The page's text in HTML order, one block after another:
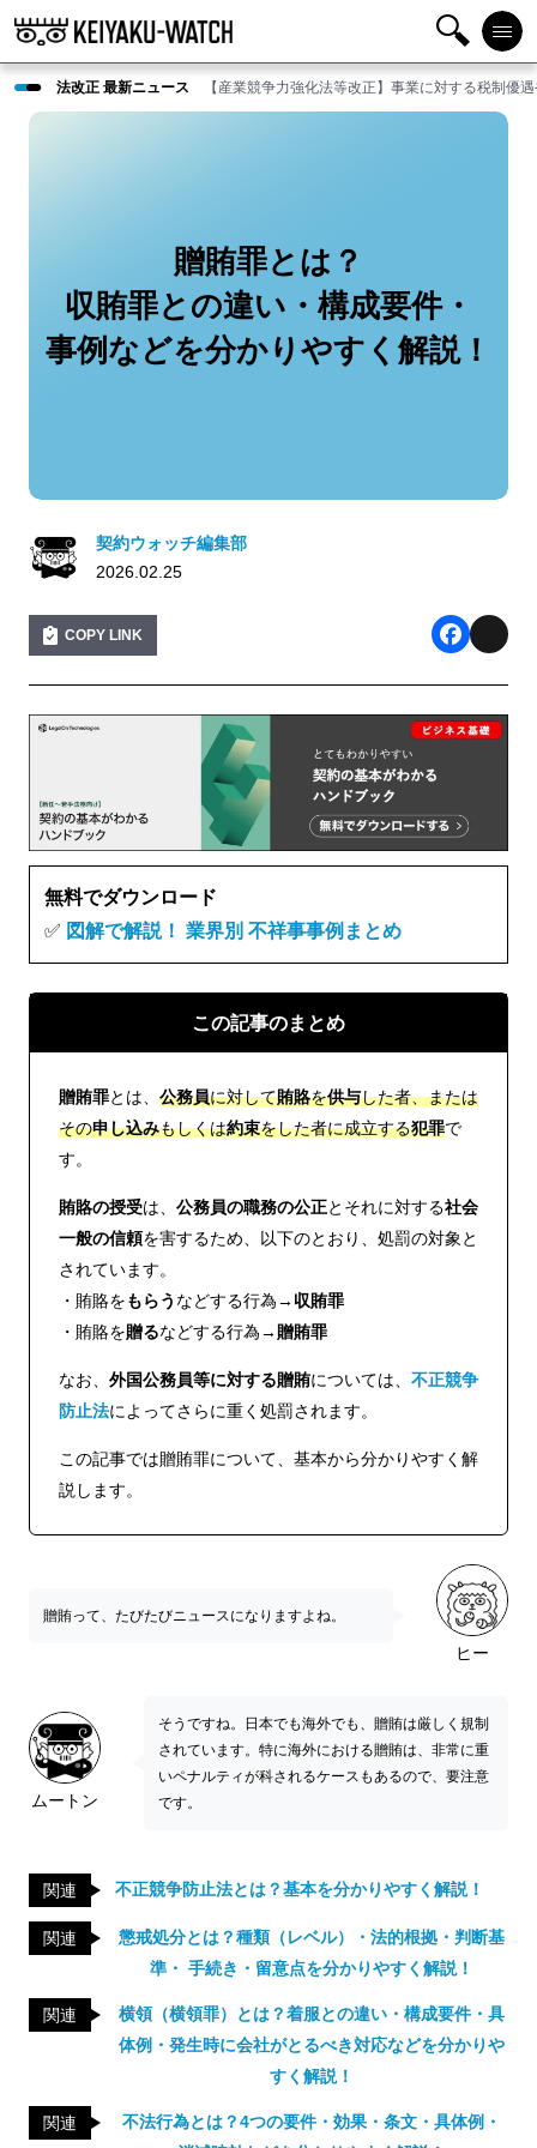
検
索
メニ
ュー
法改正 最新ニュース 【産業競争力強化法等改正】事業に対する税制優
贈賄罪とは？
収賄罪との違い・構成要件・
事例などを分かりやすく解説！
契約ウォッチ編集部
2026.02.25
COPY LINK
a
c
e
b
o
無料でダウンロード
✅ 図解で解説！ 業界別 不祥事事例まとめ
この記事のまとめ
贈賄罪とは、 公務員に対して賄賂を供与した者、または
その申し込みもしくは約束をした者に成立する犯罪で
す。
賄賂の授受は、 公務員の職務の公正とそれに対する社会
一般の信頼を害するため、以下のとおり、処罰の対象と
されています。
・賄賂をもらう などする行為→ 収賄罪
・賄賂を贈るなどする行為→ 贈賄罪
なお、 外国公務員等に対する贈賄については、 不正競争
防止法によってさらに重く処罰されます。
この記事では贈賄罪について、基本から分かりやすく解
説します。
ヒー
贈賄って、たびたびニュースになりますよね。
ムートン
そうですね。日本でも海外でも、贈賄は厳しく規制
されています。特に海外における贈賄は、非常に重
いペナルティが科されるケースもあるので、要注意
です。
関連 不正競争防止法とは？基本を分かりやすく解説！
関連
懲戒処分とは？種類（レベル）・法的根拠・判断基
準・ 手続き・留意点を分かりやすく解説！
関連
横領（横領罪）とは？着服との違い・構成要件・具
体例・発生時に会社がとるべき対応などを分かりや
すく解説！
関連
不法行為とは？4つの要件・効果・条文・具体例・